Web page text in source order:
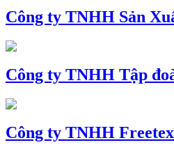
Công ty TNHH Sản
Công ty TNHH Tập
Công ty TNHH